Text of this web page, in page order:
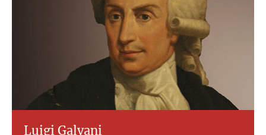
Luigi Galvani